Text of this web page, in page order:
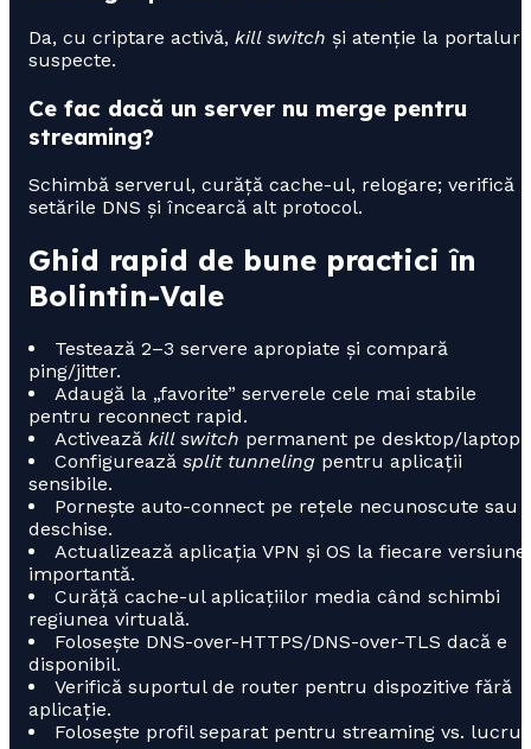
Da, cu criptare activă, kill switch și atenție la portaluri
suspecte.
Ce fac dacă un server nu merge pentru
streaming?
Schimbă serverul, curăță cache-ul, relogare; verifică
setările DNS și încearcă alt protocol.
Ghid rapid de bune practici în
Bolintin-Vale
Testează 2–3 servere apropiate și compară
ping/jitter.
Adaugă la „favorite” serverele cele mai stabile
pentru reconnect rapid.
Activează kill switch permanent pe desktop/laptop.
Configurează split tunneling pentru aplicații
sensibile.
Pornește auto-connect pe rețele necunoscute sau
deschise.
Actualizează aplicația VPN și OS la fiecare versiune
importantă.
Curăță cache-ul aplicațiilor media când schimbi
regiunea virtuală.
Folosește DNS-over-HTTPS/DNS-over-TLS dacă e
disponibil.
Verifică suportul de router pentru dispozitive fără
aplicație.
Folosește profil separat pentru streaming vs. lucru.